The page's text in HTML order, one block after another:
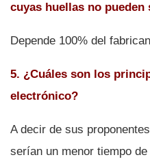
cuyas huellas no pueden
Depende 100% del
5. ¿Cuáles son los
electrónico?
A decir de sus
serí­an un menor tiempo